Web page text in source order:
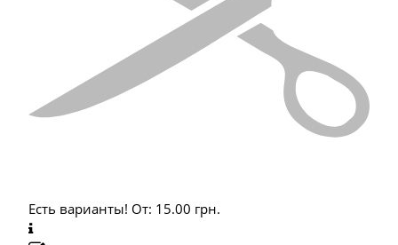
Есть варианты! От: 15.00 грн.